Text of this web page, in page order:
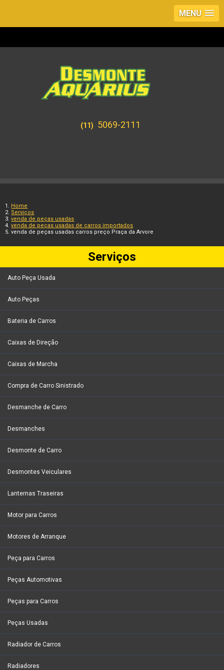
MENU
(11) 5069-2111
Home
Serviços
venda de peças usadas
venda de peças usadas de carros importados
venda de peças usadas carros preço Praça da Arvore
Serviços
Auto Peça Usada
Auto Peças
Bateria de Carros
Caixas de Direção
Caixas de Marcha
Compra de Carro Sinistrado
Desmanche de Carro
Desmanches
Desmonte de Carro
Desmontes Veiculares
Lanternas Traseiras
Motor para Carros
Motores de Arranque
Peça para Carros
Peças Automotivas
Peças para Carros
Peças Usadas
Radiador de Carros
Radiadores